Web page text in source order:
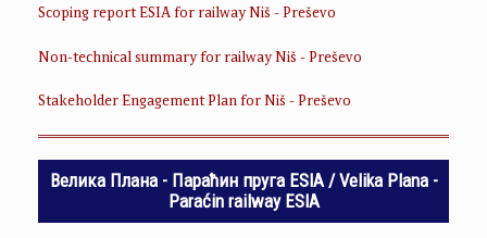
Scoping report ESIA for railway Niš - Preševo
Non-technical summary for railway Niš - Preševo
Stakeholder Engagement Plan for Niš - Preševo
Велика Плана - Параћин пруга ESIA / Velika Plana -
Paraćin railway ESIA